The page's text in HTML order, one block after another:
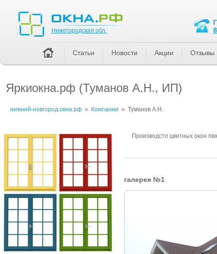
Яркиокна.рф (Туманов А.Н., ИП)
нижний-новгород.окна.рф » Компании » Туманов А.Н.
Производсто цветных окон
галерея №1
Нижегородская обл.
Статьи Новости Акции Отзывы